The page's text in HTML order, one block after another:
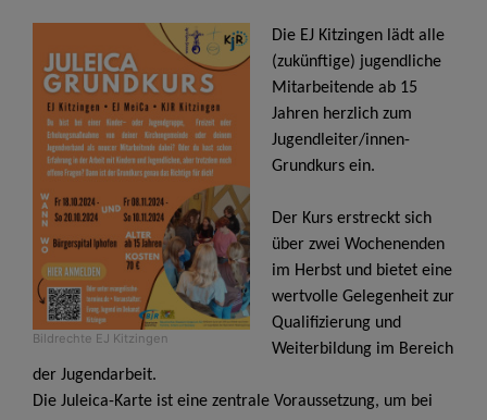
Bildrechte EJ Kitzingen
Die EJ Kitzingen lädt alle
(zukünftige) jugendliche
Mitarbeitende ab 15
Jahren herzlich zum
Jugendleiter/innen-
Grundkurs ein.
Der Kurs erstreckt sich
über zwei Wochenenden
im Herbst und bietet eine
wertvolle Gelegenheit zur
Qualifizierung und
Weiterbildung im Bereich
der Jugendarbeit.
Die Juleica-Karte ist eine zentrale Voraussetzung, um bei